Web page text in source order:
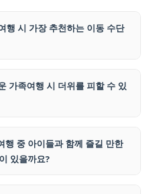
행 시 가장 추천하는 이동 수단
가족여행 시 더위를 피할 수 있
행 중 아이들과 함께 즐길 만한
있을까요?